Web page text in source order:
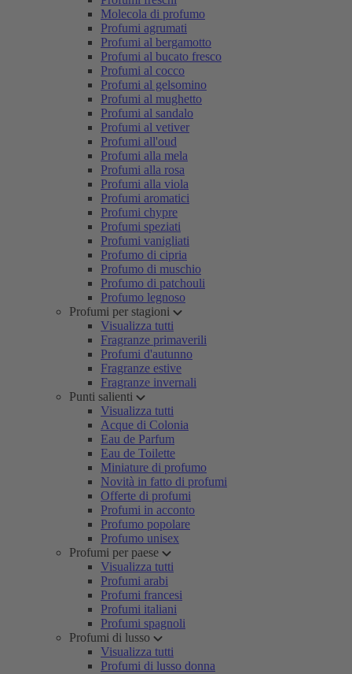
Molecola di profumo
Profumi agrumati
Profumi al bergamotto
Profumi al bucato fresco
Profumi al cocco
Profumi al gelsomino
Profumi al mughetto
Profumi al sandalo
Profumi al vetiver
Profumi all'oud
Profumi alla mela
Profumi alla rosa
Profumi alla viola
Profumi aromatici
Profumi chypre
Profumi speziati
Profumi vanigliati
Profumo di cipria
Profumo di muschio
Profumo di patchouli
Profumo legnoso
Profumi per stagioni
Visualizza tutti
Fragranze primaverili
Profumi d'autunno
Fragranze estive
Fragranze invernali
Punti salienti
Visualizza tutti
Acque di Colonia
Eau de Parfum
Eau de Toilette
Miniature di profumo
Novità in fatto di profumi
Offerte di profumi
Profumi in acconto
Profumo popolare
Profumo unisex
Profumi per paese
Visualizza tutti
Profumi arabi
Profumi francesi
Profumi italiani
Profumi spagnoli
Profumi di lusso
Visualizza tutti
Profumi di lusso donna